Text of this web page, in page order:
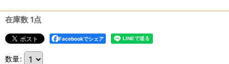
在庫数 1点
Facebookでシェア
数量: